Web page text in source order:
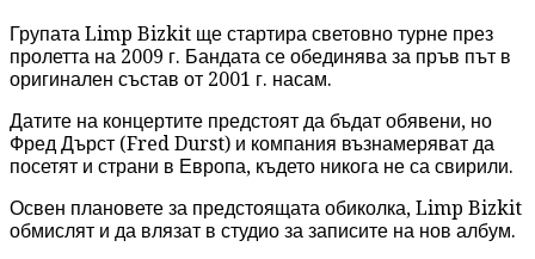
Групата Limp Bizkit ще стартира световно турне през
пролетта на 2009 г. Бандата се обединява за пръв път в
оригинален състав от 2001 г. насам.
Датите на концертите предстоят да бъдат обявени, но
Фред Дърст (Fred Durst) и компания възнамеряват да
посетят и страни в Европа, където никога не са свирили.
Освен плановете за предстоящата обиколка, Limp Bizkit
обмислят и да влязат в студио за записите на нов албум.